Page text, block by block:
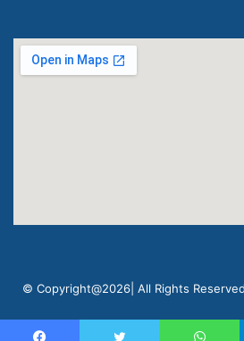
© Copyright@2026| All Rights